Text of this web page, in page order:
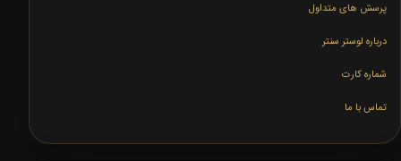
پرسش های متداول
درباره لوستر سنتر
شماره کارت
تماس با ما